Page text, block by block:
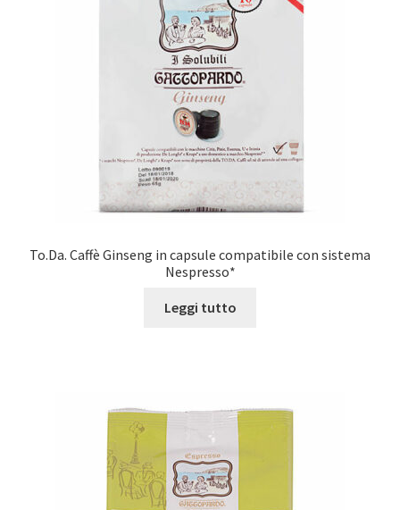
To.Da. Caffè Ginseng in capsule compatibile con sistema
Nespresso*
Leggi tutto